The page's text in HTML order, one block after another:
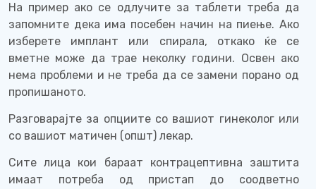
На пример ако се одлучите за таблети треба да
запомните дека има посебен начин на пиење. Ако
изберете имплант или спирала, откако ќе се
вметне може да трае неколку години. Освен ако
нема проблеми и не треба да се замени порано од
пропишаното.
Разговарајте за опциите со вашиот гинеколог или
со вашиот матичен (општ) лекар.
Сите лица кои бараат контрацептивна заштита
имаат потреба од пристап до соодветно